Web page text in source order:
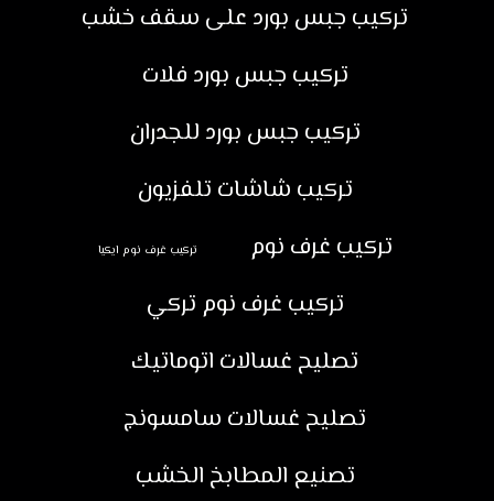
تركيب جبس بورد على سقف خشب
تركيب جبس بورد فلات
تركيب جبس بورد للجدران
تركيب شاشات تلفزيون
تركيب غرف نوم
تركيب غرف نوم ايكيا
تركيب غرف نوم تركي
تصليح غسالات اتوماتيك
تصليح غسالات سامسونج
تصنيع المطابخ الخشب